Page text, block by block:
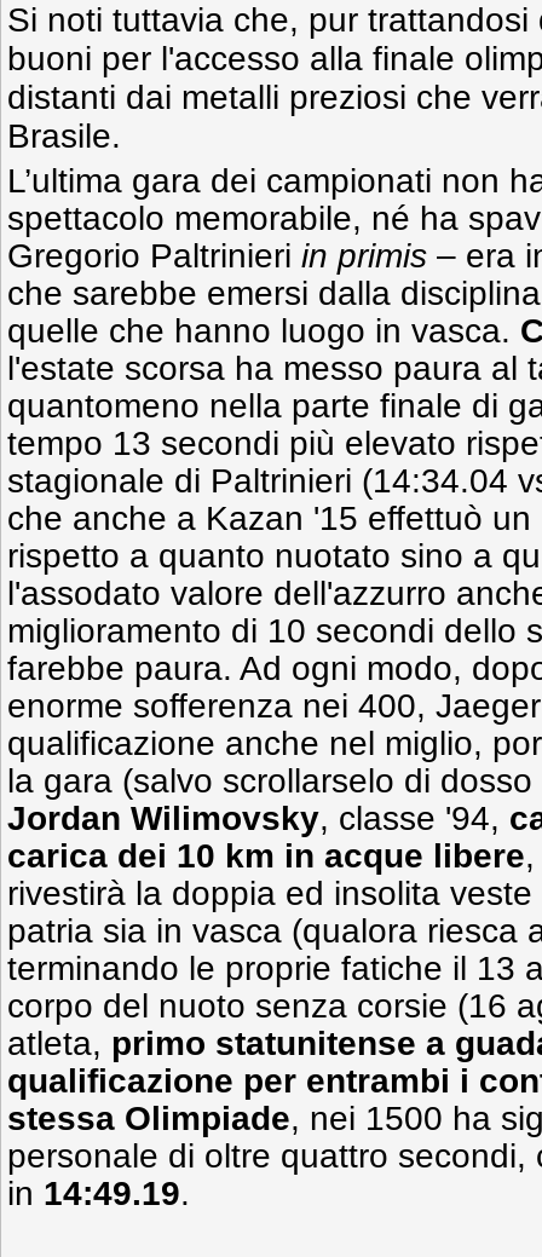
Si noti tuttavia che, pur trattandosi
buoni per l'accesso alla finale
distanti dai metalli preziosi che
Brasile.
L’ultima gara dei campionati non
spettacolo memorabile, né ha
Gregorio Paltrinieri in primis – era
che sarebbe emersi dalla
quelle che hanno luogo in vasca.
l'estate scorsa ha messo paura al
quantomeno nella parte finale di
tempo 13 secondi più elevato
stagionale di Paltrinieri (14:34.04
che anche a Kazan '15 effettuò
rispetto a quanto nuotato sino a
l'assodato valore dell'azzurro
miglioramento di 10 secondi dello
farebbe paura. Ad ogni modo,
enorme sofferenza nei 400,
qualificazione anche nel miglio,
la gara (salvo scrollarselo di
Jordan Wilimovsky, classe '94,
carica dei 10 km in acque libere
rivestirà la doppia ed insolita
patria sia in vasca (qualora riesca
terminando le proprie fatiche il 13
corpo del nuoto senza corsie (16
atleta, primo statunitense a
qualificazione per entrambi i
stessa Olimpiade, nei 1500 ha
personale di oltre quattro secondi,
in 14:49.19.